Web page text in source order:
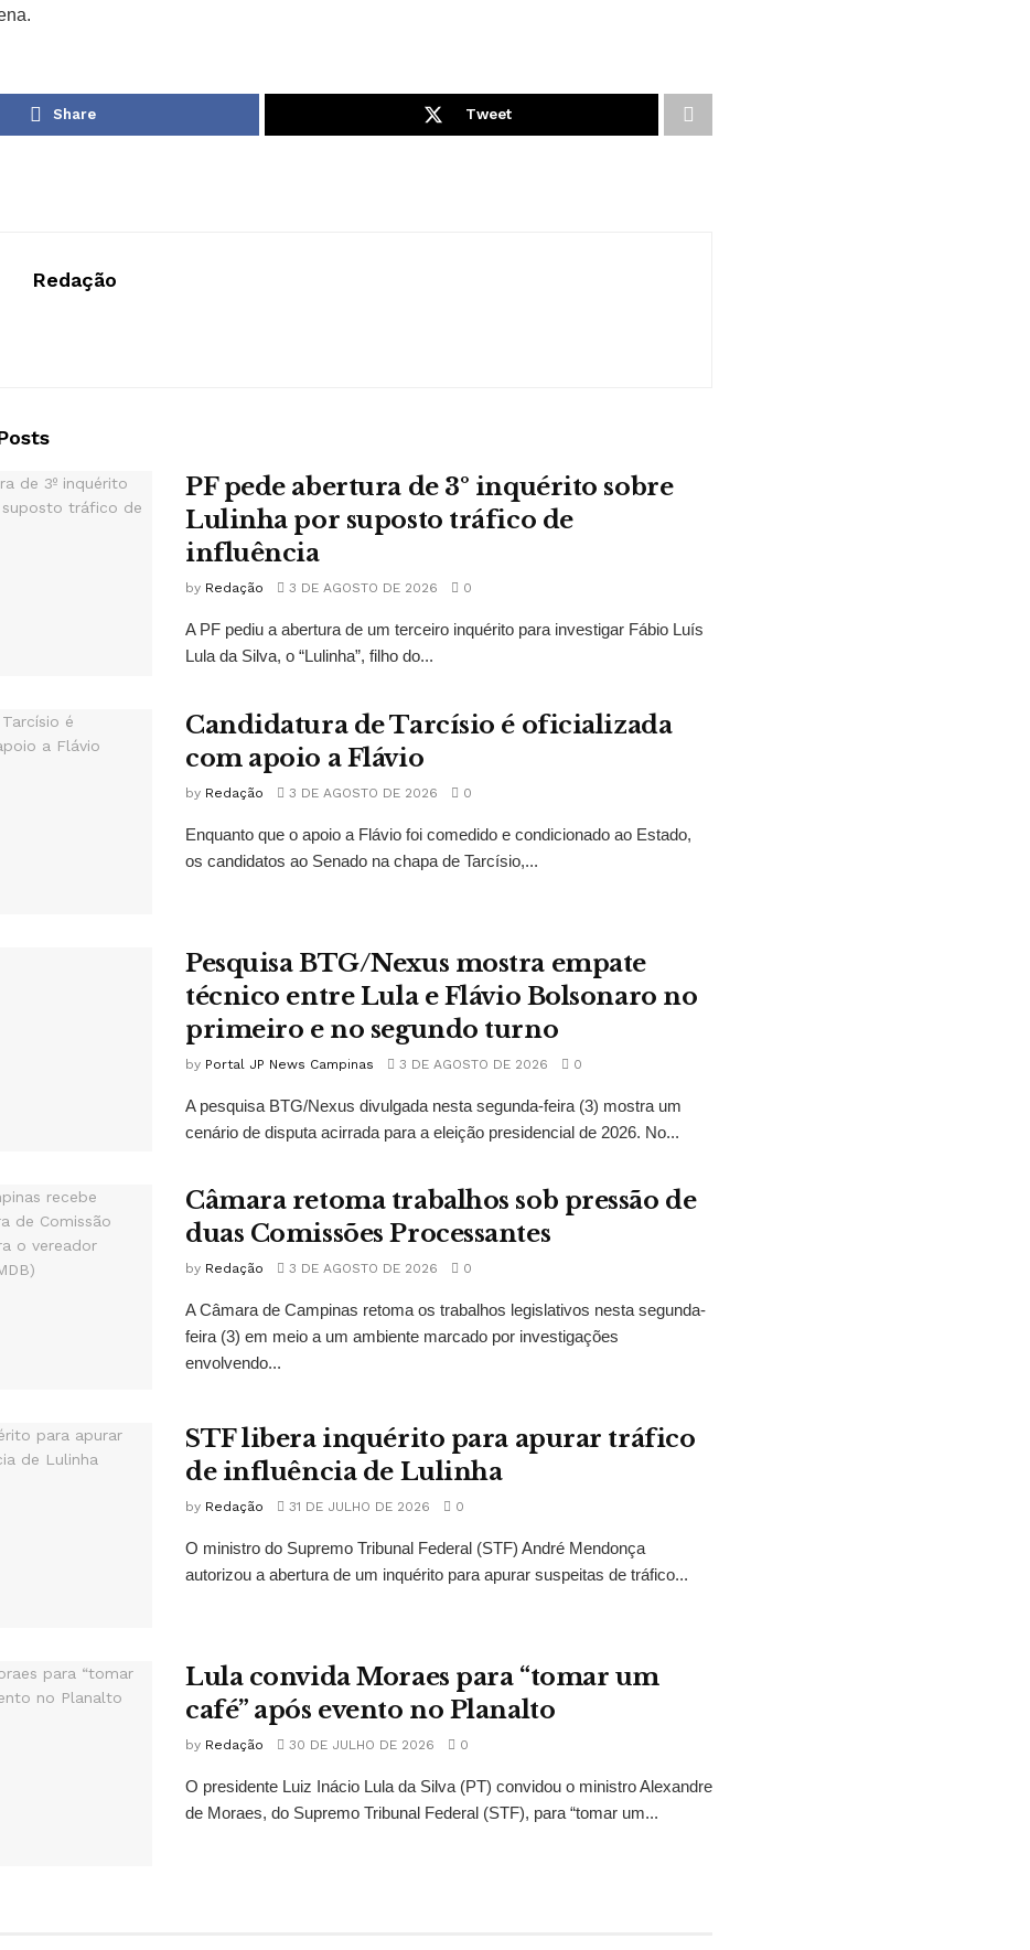
Share Tweet
Redação
PF pede abertura de 3º inquérito sobre
Lulinha por suposto tráfico de
influência
by Redação 3 DE AGOSTO DE 2026 0
A PF pediu a abertura de um terceiro inquérito para investigar Fábio Luís
Lula da Silva, o “Lulinha”, filho do...
Candidatura de Tarcísio é oficializada
com apoio a Flávio
by Redação 3 DE AGOSTO DE 2026 0
Enquanto que o apoio a Flávio foi comedido e condicionado ao Estado,
os candidatos ao Senado na chapa de Tarcísio,...
Pesquisa BTG/Nexus mostra empate
técnico entre Lula e Flávio Bolsonaro no
primeiro e no segundo turno
by Portal JP News Campinas 3 DE AGOSTO DE 2026 0
A pesquisa BTG/Nexus divulgada nesta segunda-feira (3) mostra um
cenário de disputa acirrada para a eleição presidencial de 2026. No...
Câmara retoma trabalhos sob pressão de
duas Comissões Processantes
by Redação 3 DE AGOSTO DE 2026 0
A Câmara de Campinas retoma os trabalhos legislativos nesta segunda-
feira (3) em meio a um ambiente marcado por investigações
envolvendo...
STF libera inquérito para apurar tráfico
de influência de Lulinha
by Redação 31 DE JULHO DE 2026 0
O ministro do Supremo Tribunal Federal (STF) André Mendonça
autorizou a abertura de um inquérito para apurar suspeitas de tráfico...
Lula convida Moraes para “tomar um
café” após evento no Planalto
by Redação 30 DE JULHO DE 2026 0
O presidente Luiz Inácio Lula da Silva (PT) convidou o ministro Alexandre
de Moraes, do Supremo Tribunal Federal (STF), para “tomar um...